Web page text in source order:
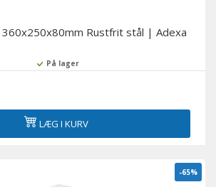
Rustfrit stål | Adexa
På lager
LÆG I KURV
-65%